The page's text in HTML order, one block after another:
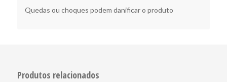
Quedas ou choques podem danificar o produto
Produtos relacionados